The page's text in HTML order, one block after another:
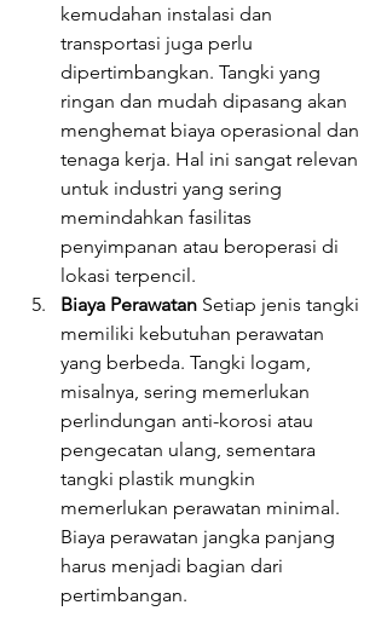
kemudahan instalasi dan
transportasi juga perlu
dipertimbangkan. Tangki yang
ringan dan mudah dipasang akan
menghemat biaya operasional dan
tenaga kerja. Hal ini sangat relevan
untuk industri yang sering
memindahkan fasilitas
penyimpanan atau beroperasi di
lokasi terpencil.
Biaya Perawatan Setiap jenis tangki
memiliki kebutuhan perawatan
yang berbeda. Tangki logam,
misalnya, sering memerlukan
perlindungan anti-korosi atau
pengecatan ulang, sementara
tangki plastik mungkin
memerlukan perawatan minimal.
Biaya perawatan jangka panjang
harus menjadi bagian dari
pertimbangan.